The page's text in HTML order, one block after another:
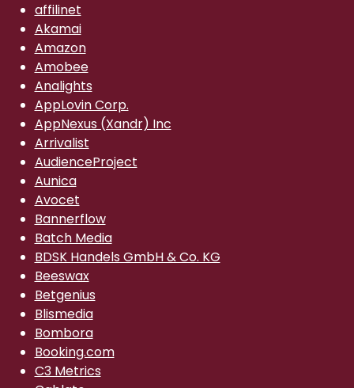
affilinet
Akamai
Amazon
Amobee
Analights
AppLovin Corp.
AppNexus (Xandr) Inc
Arrivalist
AudienceProject
Aunica
Avocet
Bannerflow
Batch Media
BDSK Handels GmbH & Co. KG
Beeswax
Betgenius
Blismedia
Bombora
Booking.com
C3 Metrics